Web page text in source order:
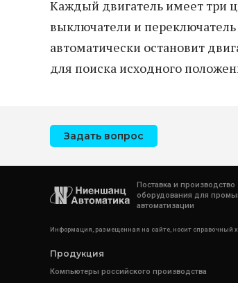
Каждый двигатель имеет три
выключатели и
автоматически остановит
для поиска исходного
Задать вопрос
Поставка и производство
оборудования для
автоматизации
Информация, размещенная на сайте, носит справочный
Продукция
Компьютеры российского производства